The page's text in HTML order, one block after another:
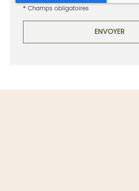
*Champs obligatoires